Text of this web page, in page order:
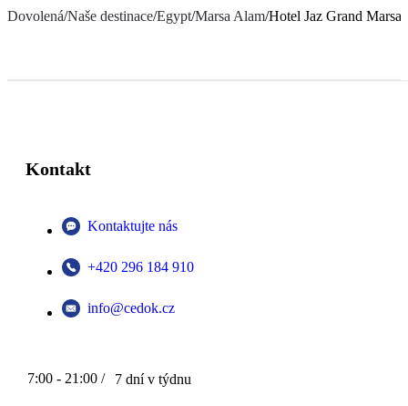
Dovolená/Naše destinace/Egypt/Marsa Alam/Hotel Jaz Grand Marsa
Kontakt
Kontaktujte nás
+420 296 184 910
info@cedok.cz
7:00 - 21:00 / 7 dní v týdnu